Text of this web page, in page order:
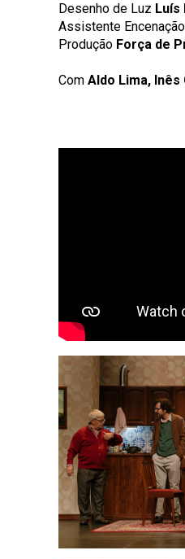
Desenho de Luz Luís
Assistente Encenação
Produção Força de
Com Aldo Lima,